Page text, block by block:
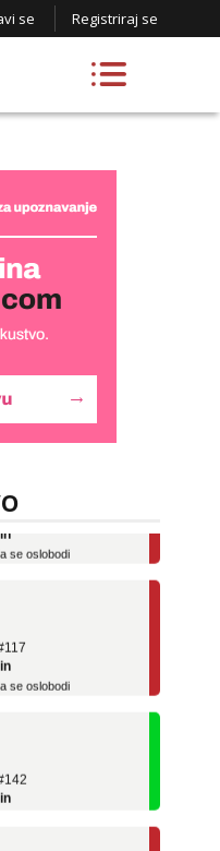
se Registriraj se
se oslobodi
se oslobodi